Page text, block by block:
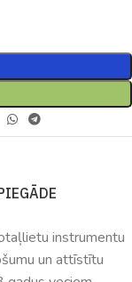
instrumentu
un attīstītu